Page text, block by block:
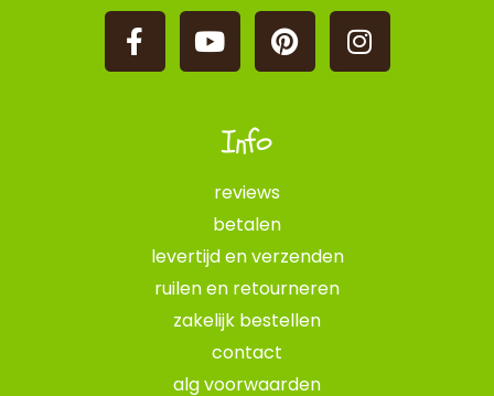
Info
reviews
betalen
levertijd en verzenden
ruilen en retourneren
zakelijk bestellen
contact
alg voorwaarden